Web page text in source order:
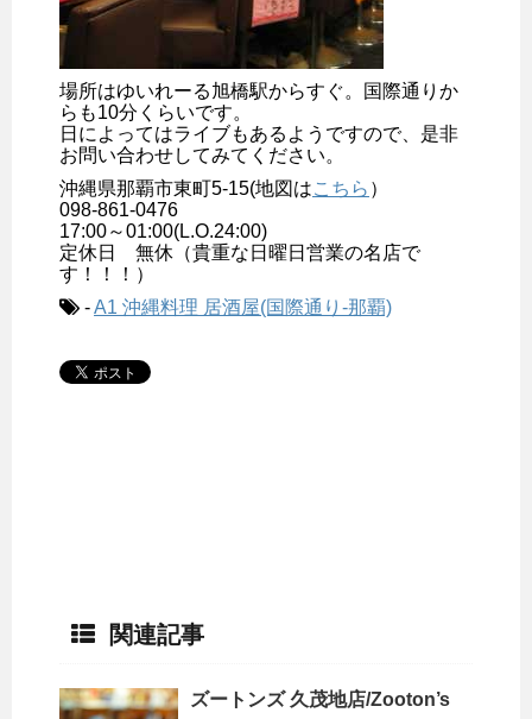
場所はゆいれーる旭橋駅からすぐ。国際通りか
らも10分くらいです。
日によってはライブもあるようですので、是非
お問い合わせしてみてください。
沖縄県那覇市東町5-15(地図はこちら ）
098-861-0476
17:00～01:00(L.O.24:00)
定休日 無休（貴重な日曜日営業の名店で
す！！！）
-A1 沖縄料理 居酒屋(国際通り-那覇)
関連記事
ズートンズ 久茂地店/Zooton’s